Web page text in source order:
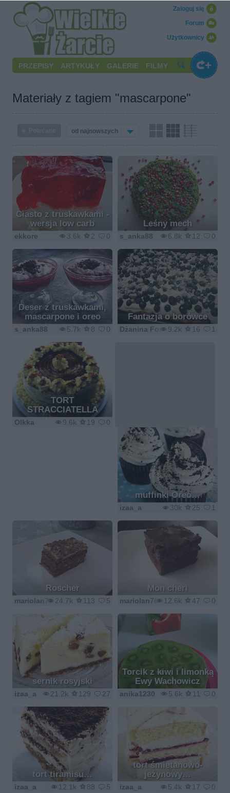
Użytkownicy
Forum
Zaloguj się
PRZEPISY ARTYKUŁY GALERIE FILMY
Materiały z tagiem "mascarpone"
od najnowszych
Ciasto z truskawkami -
wersja low carb
3.6k 2 0
ekkore
Leśny mech
6.8k 12 0
s_anka88
Deser z truskawkami,
mascarpone i oreo
5.7k 8 0
s_anka88
Fantazja o borówce
9.2k 16 1
Dżanina Fonda
TORT
STRACCIATELLA
9.6k 19 0
Olkka
muffinki Oreo…
30k 25 1
izaa_a
Roscher
24.7k 113 5
mariolan76
Mon cheri
12.6k 47 0
mariolan76
sernik rosyjski
21.2k 129 27
izaa_a
Torcik z kiwi i limonką
Ewy Wachowicz
5.6k 11 0
anika1230
tort tiramisu…
12.1k 88 5
izaa_a
tort śmietanowo-
jeżynowy…
5.4k 17 0
izaa_a